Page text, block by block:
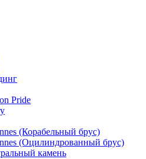
Pride
(Корабельный брус)
(Оцилиндрованный брус)
камень